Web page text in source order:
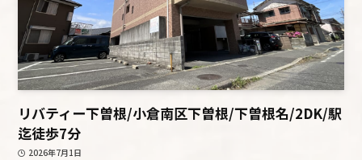
リバティー下曽根/小倉南区下曽根/下曽根名/2DK/駅
迄徒歩7分
2026年7月1日